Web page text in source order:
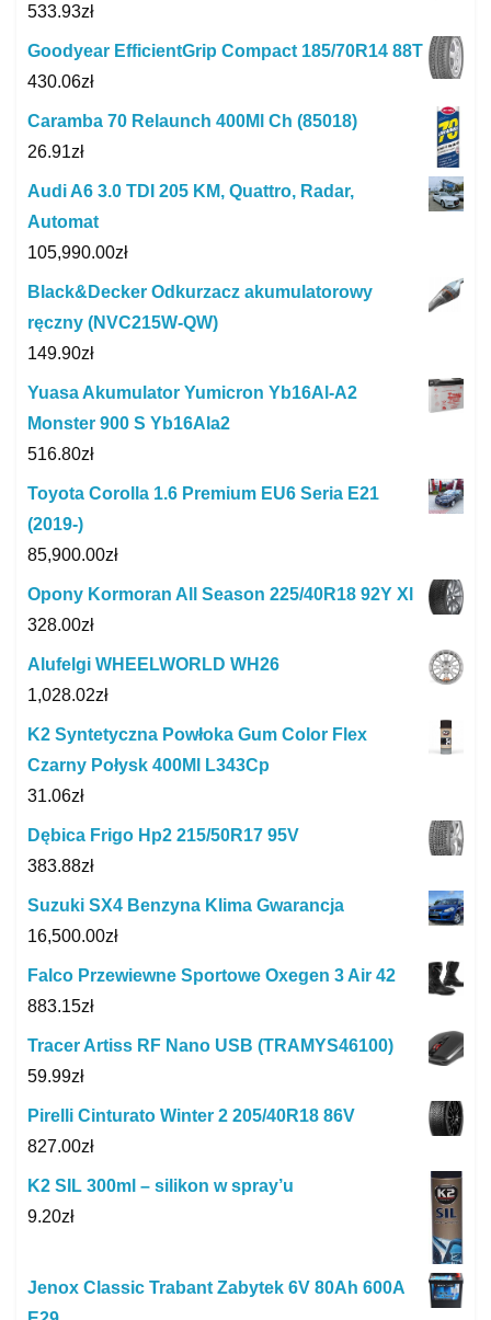
533.93zł
Goodyear EfficientGrip Compact 185/70R14 88T
430.06zł
Caramba 70 Relaunch 400Ml Ch (85018)
26.91zł
Audi A6 3.0 TDI 205 KM, Quattro, Radar,
Automat
105,990.00zł
Black&Decker Odkurzacz akumulatorowy
ręczny (NVC215W-QW)
149.90zł
Yuasa Akumulator Yumicron Yb16Al-A2
Monster 900 S Yb16Ala2
516.80zł
Toyota Corolla 1.6 Premium EU6 Seria E21
(2019-)
85,900.00zł
Opony Kormoran All Season 225/40R18 92Y Xl
328.00zł
Alufelgi WHEELWORLD WH26
1,028.02zł
K2 Syntetyczna Powłoka Gum Color Flex
Czarny Połysk 400Ml L343Cp
31.06zł
Dębica Frigo Hp2 215/50R17 95V
383.88zł
Suzuki SX4 Benzyna Klima Gwarancja
16,500.00zł
Falco Przewiewne Sportowe Oxegen 3 Air 42
883.15zł
Tracer Artiss RF Nano USB (TRAMYS46100)
59.99zł
Pirelli Cinturato Winter 2 205/40R18 86V
827.00zł
K2 SIL 300ml – silikon w spray’u
9.20zł
Jenox Classic Trabant Zabytek 6V 80Ah 600A